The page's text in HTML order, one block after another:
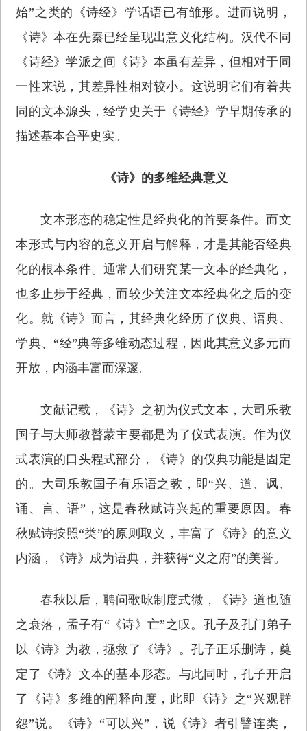
始”之类的《诗经》学话语已有雏形。进而说明，
《诗》本在先秦已经呈现出意义化结构。汉代不同
《诗经》学派之间《诗》本虽有差异，但相对于同
一性来说，其差异性相对较小。这说明它们有着共
同的文本源头，经学史关于《诗经》学早期传承的
描述基本合乎史实。
《诗》的多维经典意义
文本形态的稳定性是经典化的首要条件。而文
本形式与内容的意义开启与解释，才是其能否经典
化的根本条件。通常人们研究某一文本的经典化，
也多止步于经典，而较少关注文本经典化之后的变
化。就《诗》而言，其经典化经历了仪典、语典、
学典、“经”典等多维动态过程，因此其意义多元而
开放，内涵丰富而深邃。
文献记载，《诗》之初为仪式文本，大司乐教
国子与大师教瞽蒙主要都是为了仪式表演。作为仪
式表演的口头程式部分，《诗》的仪典功能是固定
的。大司乐教国子有乐语之教，即“兴、道、讽、
诵、言、语”，这是春秋赋诗兴起的重要原因。春
秋赋诗按照“类”的原则取义，丰富了《诗》的意义
内涵，《诗》成为语典，并获得“义之府”的美誉。
春秋以后，聘问歌咏制度式微，《诗》道也随
之衰落，孟子有“《诗》亡”之叹。孔子及孔门弟子
以《诗》为教，拯救了《诗》。孔子正乐删诗，奠
定了《诗》文本的基本形态。与此同时，孔子开启
了《诗》多维的阐释向度，此即《诗》之“兴观群
怨”说。《诗》“可以兴”，说《诗》者引譬连类，